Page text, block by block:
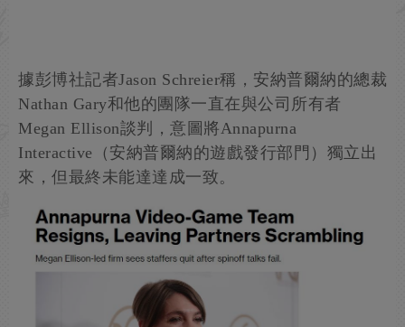
據彭博社記者Jason Schreier稱，安納普爾納的總裁
Nathan Gary和他的團隊一直在與公司所有者
Megan Ellison談判，意圖將Annapurna
Interactive（安納普爾納的遊戲發行部門）獨立出
來，但最終未能達達成一致。